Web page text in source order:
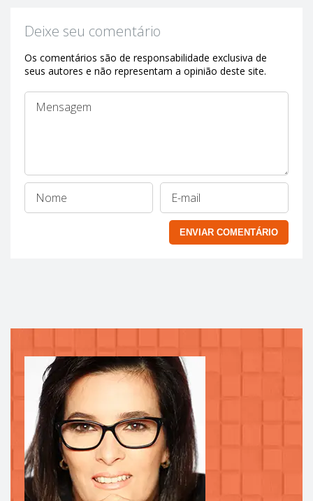
Deixe seu comentário
Os comentários são de responsabilidade exclusiva de
seus autores e não representam a opinião deste site.